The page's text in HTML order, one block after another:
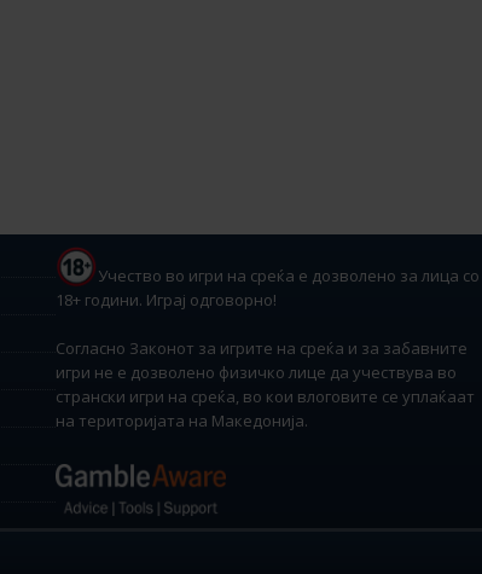
Учество во игри на среќа е дозволено за лица со
18+ години. Играј одговорно!
Согласно Законот за игрите на среќа и за забавните
игри не е дозволено физичко лице да учествува во
странски игри на среќа, во кои влоговите се уплаќаат
на територијата на Македонија.